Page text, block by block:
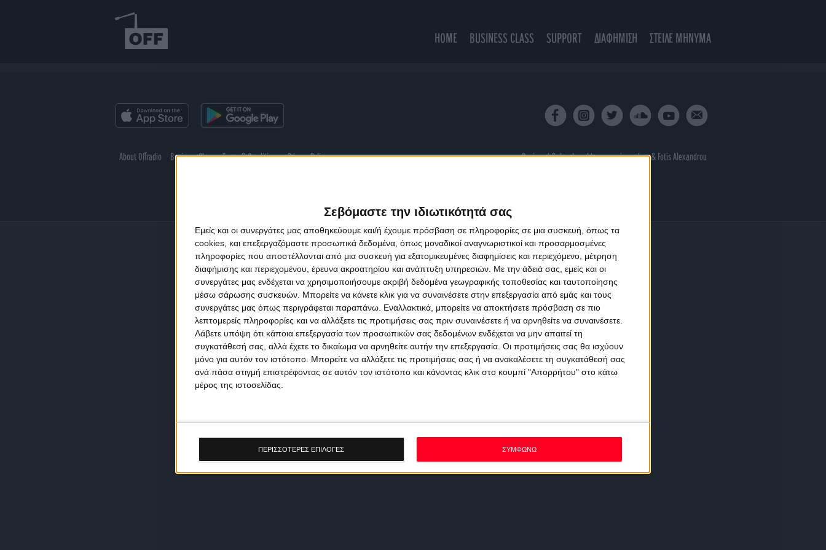
Σεβόμαστε την ιδιωτικότητά σας
Εμείς και οι συνεργάτες μας αποθηκεύουμε και/ή έχουμε πρόσβαση σε πληροφορίες σε μια συσκευή, όπως τα
cookies, και επεξεργαζόμαστε προσωπικά δεδομένα, όπως μοναδικοί αναγνωριστικοί και προσαρμοσμένες
πληροφορίες που αποστέλλονται από μια συσκευή για εξατομικευμένες διαφημίσεις και περιεχόμενο, μέτρηση
διαφήμισης και περιεχομένου, έρευνα ακροατηρίου και ανάπτυξη υπηρεσιών. Με την άδειά σας, εμείς και οι
συνεργάτες μας ενδέχεται να χρησιμοποιήσουμε ακριβή δεδομένα γεωγραφικής τοποθεσίας και ταυτοποίησης
μέσω σάρωσης συσκευών. Μπορείτε να κάνετε κλικ για να συναινέσετε στην επεξεργασία από εμάς και τους
συνεργάτες μας όπως περιγράφεται παραπάνω. Εναλλακτικά, μπορείτε να αποκτήσετε πρόσβαση σε πιο
λεπτομερείς πληροφορίες και να αλλάξετε τις προτιμήσεις σας πριν συναινέσετε ή να αρνηθείτε να συναινέσετε.
Λάβετε υπόψη ότι κάποια επεξεργασία των προσωπικών σας δεδομένων ενδέχεται να μην απαιτεί τη
συγκατάθεσή σας, αλλά έχετε το δικαίωμα να αρνηθείτε αυτήν την επεξεργασία. Οι προτιμήσεις σας θα ισχύουν
μόνο για αυτόν τον ιστότοπο. Μπορείτε να αλλάξετε τις προτιμήσεις σας ή να ανακαλέσετε τη συγκατάθεσή σας
ανά πάσα στιγμή επιστρέφοντας σε αυτόν τον ιστότοπο και κάνοντας κλικ στο κουμπί "Απορρήτου" στο κάτω
μέρος της ιστοσελίδας.
ΠΕΡΙΣΣΟΤΕΡΕΣ ΕΠΙΛΟΓΕΣ ΣΥΜΦΩΝΩ
HOME BUSINESS CLASS SUPPORT ΔΙΑΦΗΜΙΣΗ ΣΤΕΙΛΕ ΜΗΝΥΜΑ
About Offradio Business Class Terms & Conditions Privacy Policy Designed & developed byporcupine colors& Fotis Alexandrou